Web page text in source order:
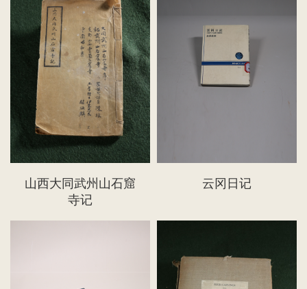
山西大同武州山石窟
寺记
云冈日记